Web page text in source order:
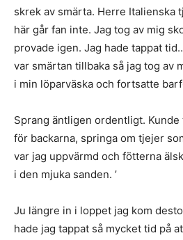
skrek av smärta. Herre Italienska
här går fan inte. Jag tog av mig
provade igen. Jag hade tappat
var smärtan tillbaka så jag tog av
i min löparväska och fortsatte
Sprang äntligen ordentligt.
för backarna, springa om tjejer
var jag uppvärmd och fötterna
i den mjuka sanden. ’
Ju längre in i loppet jag kom
hade jag tappat så mycket tid på